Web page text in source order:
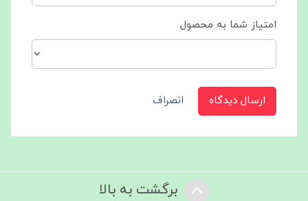
امتیاز شما به محصول
ارسال دیدگاه انصراف
برگشت به بالا